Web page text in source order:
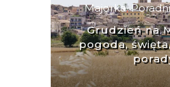
Majorka,
Grudzień na
pogoda,